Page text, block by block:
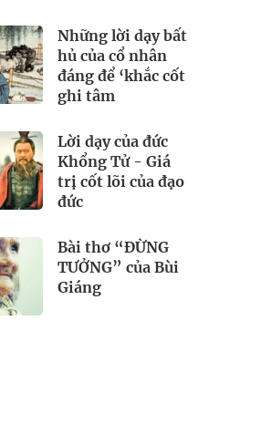
Những lời dạy bất
hủ của cổ nhân
đáng để ‘khắc cốt
ghi tâm
Lời dạy của đức
Khổng Tử - Giá
trị cốt lõi của đạo
đức
Bài thơ “ĐỪNG
TƯỞNG” của Bùi
Giáng